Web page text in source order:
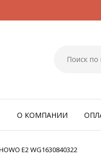
О КОМПАНИИ
E2 WG1630840322